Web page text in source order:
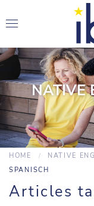
NATIVE
HOME NATIVE
SPANISCH
Articles